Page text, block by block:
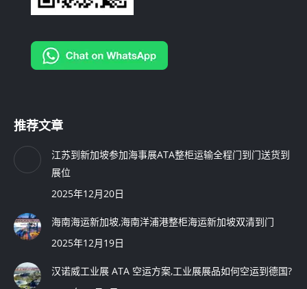
推荐文章
江苏到新加坡参加海事展ATA整柜运输全程门到门送货到
展位
2025年12月20日
海南海运新加坡,海南洋浦港整柜海运新加坡双清到门
2025年12月19日
汉诺威工业展 ATA 空运方案,工业展展品如何空运到德国?